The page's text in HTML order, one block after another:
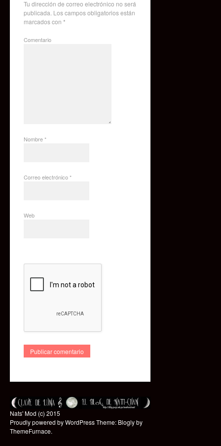
Tu dirección de correo electrónico no será
publicada. Los campos obligatorios están
marcados con *
Comentario
Nombre*
Correo electrónico*
Web
Nats' Mod (c) 2015
Proudly powered by WordPressTheme: Blogly by
ThemeFurnace.